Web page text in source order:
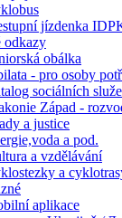
jízdenka
odkazy
obálka
- pro osoby
sociálních
Západ -
a justice
a pod.
a vzdělávání
a
aplikace